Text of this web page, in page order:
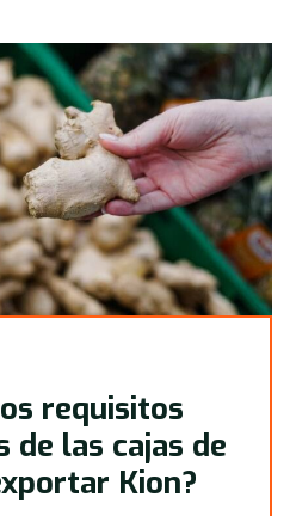
requisitos
de las cajas de
Kion?